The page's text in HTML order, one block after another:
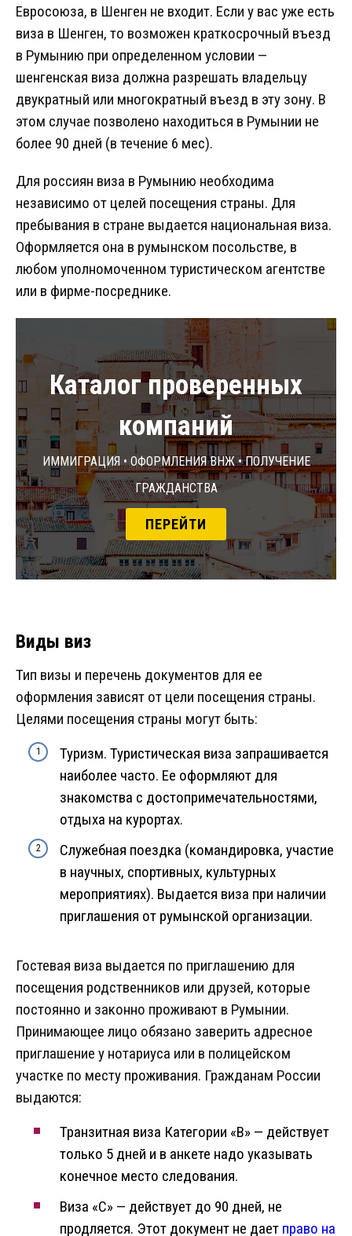
Евросоюза, в Шенген не входит. Если у вас уже есть
виза в Шенген, то возможен краткосрочный въезд
в Румынию при определенном условии —
шенгенская виза должна разрешать владельцу
двукратный или многократный въезд в эту зону. В
этом случае позволено находиться в Румынии не
более 90 дней (в течение 6 мес).
Для россиян виза в Румынию необходима
независимо от целей посещения страны. Для
пребывания в стране выдается национальная виза.
Оформляется она в румынском посольстве, в
любом уполномоченном туристическом агентстве
или в фирме-посреднике.
Каталог проверенных
компаний
Иммиграция • Оформления ВНЖ • Получение
гражданства
ПЕРЕЙТИ
Виды виз
Тип визы и перечень документов для ее
оформления зависят от цели посещения страны.
Целями посещения страны могут быть:
Туризм. Туристическая виза запрашивается
наиболее часто. Ее оформляют для
знакомства с достопримечательностями,
отдыха на курортах.
Служебная поездка (командировка, участие
в научных, спортивных, культурных
мероприятиях). Выдается виза при наличии
приглашения от румынской организации.
Гостевая виза выдается по приглашению для
посещения родственников или друзей, которые
постоянно и законно проживают в Румынии.
Принимающее лицо обязано заверить адресное
приглашение у нотариуса или в полицейском
участке по месту проживания. Гражданам России
выдаются:
Транзитная виза Категории «B» — действует
только 5 дней и в анкете надо указывать
конечное место следования.
Виза «C» — действует до 90 дней, не
продляется. Этот документ не дает право на